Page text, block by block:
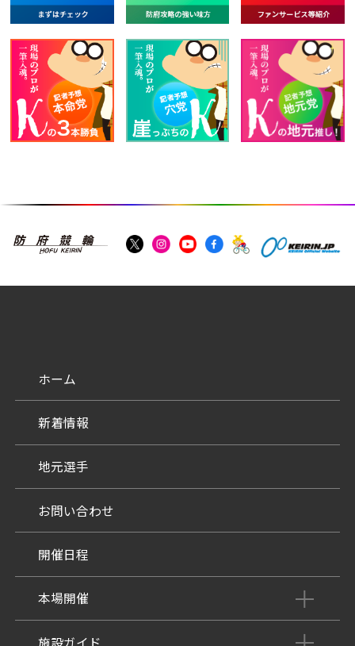
ホーム
新着情報
地元選手
お問い合わせ
開催日程
本場開催
開催展望記事
施設ガイド